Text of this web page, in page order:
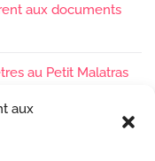
aux
aux documents
au Petit Malatras
!